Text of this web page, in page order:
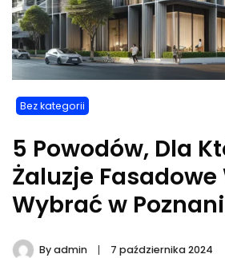
Bez kategorii
5 Powodów, Dla
Żaluzje
Wybrać w
Byadmin
7 października 2024